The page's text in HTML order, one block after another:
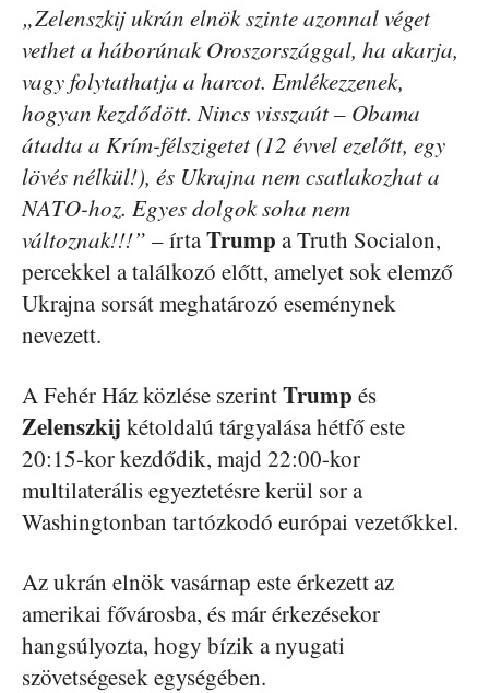
„Zelenszkij ukrán elnök szinte azonnal véget
vethet a háborúnak Oroszországgal, ha akarja,
vagy folytathatja a harcot. Emlékezzenek,
hogyan kezdődött. Nincs visszaút – Obama
átadta a Krím-félszigetet (12 évvel ezelőtt, egy
lövés nélkül!), és Ukrajna nem csatlakozhat a
NATO-hoz. Egyes dolgok soha nem
változnak!!!” – írtaTrump a Truth Socialon,
percekkel a találkozó előtt, amelyet sok elemző
Ukrajna sorsát meghatározó eseménynek
nevezett.
A Fehér Ház közlése szerintTrump és
Zelenszkij kétoldalú tárgyalása hétfő este
20:15-kor kezdődik, majd 22:00-kor
multilaterális egyeztetésre kerül sor a
Washingtonban tartózkodó európai vezetőkkel.
Az ukrán elnök vasárnap este érkezett az
amerikai fővárosba, és már érkezésekor
hangsúlyozta, hogy bízik a nyugati
szövetségesek egységében.